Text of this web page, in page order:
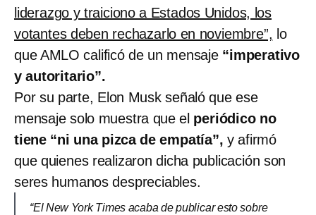
liderazgo y traiciono a Estados Unidos, los
votantes deben rechazarlo en noviembre”, lo
que AMLO calificó de un mensaje “imperativo
y autoritario”.
Por su parte, Elon Musk señaló que ese
mensaje solo muestra que el periódico no
tiene “ni una pizca de empatía”, y afirmó
que quienes realizaron dicha publicación son
seres humanos despreciables.
“El New York Times acaba de publicar esto sobre